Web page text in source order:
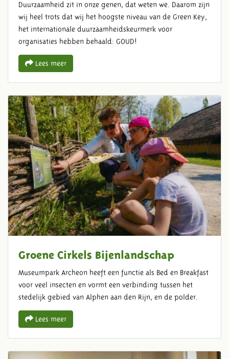
Duurzaamheid zit in onze genen, dat weten we. Daarom zijn
wij heel trots dat wij het hoogste niveau van de Green Key,
het internationale duurzaamheidskeurmerk voor
organisaties hebben behaald: GOUD!
Lees meer
Groene Cirkels Bijenlandschap
Museumpark Archeon heeft een functie als Bed en Breakfast
voor veel insecten en vormt een verbinding tussen het
stedelijk gebied van Alphen aan den Rijn, en de polder.
Lees meer